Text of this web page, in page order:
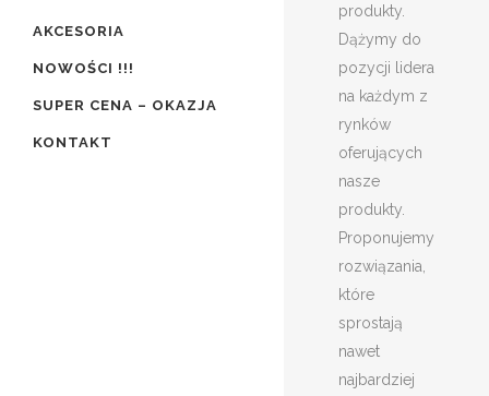
AKCESORIA
NOWOŚCI !!!
SUPER CENA – OKAZJA
KONTAKT
produkty.
Dążymy do
pozycji lidera
na każdym z
rynków
oferujących
nasze
produkty.
Proponujemy
rozwiązania,
które
sprostają
nawet
najbardziej